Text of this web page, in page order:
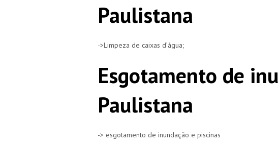
Paulistana
->Limpeza de caixas d’água;
Esgotamento de
Paulistana
-> esgotamento de inundação e piscinas